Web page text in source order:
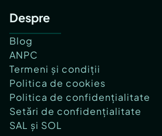
Despre
Blog
ANPC
Termeni și condiții
Politica de cookies
Politica de confidențialitate
Setări de confidențialitate
SAL și SOL